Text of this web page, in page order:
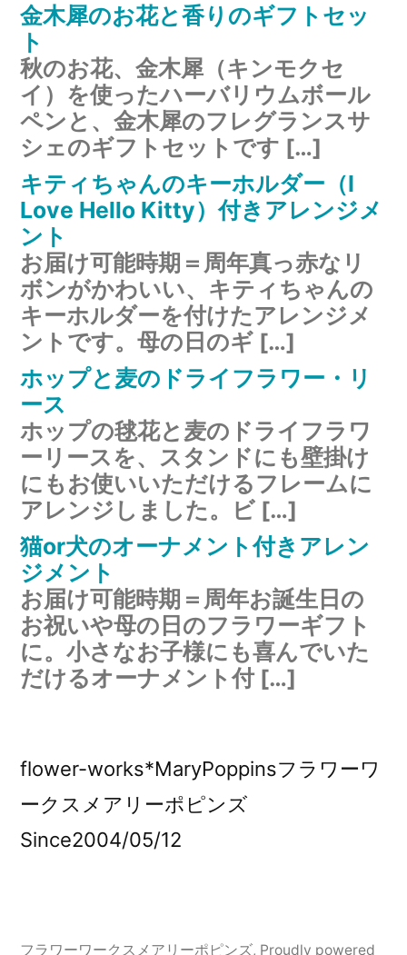
金木犀のお花と香りのギフトセッ
ト
秋のお花、金木犀（キンモクセ
イ）を使ったハーバリウムボール
ペンと、金木犀のフレグランスサ
シェのギフトセットです […]
キティちゃんのキーホルダー（I
Love Hello Kitty）付きアレンジメ
ント
お届け可能時期＝周年真っ赤なリ
ボンがかわいい、キティちゃんの
キーホルダーを付けたアレンジメ
ントです。母の日のギ […]
ホップと麦のドライフラワー・リ
ース
ホップの毬花と麦のドライフラワ
ーリースを、スタンドにも壁掛け
にもお使いいただけるフレームに
アレンジしました。ビ […]
猫or犬のオーナメント付きアレン
ジメント
お届け可能時期＝周年お誕生日の
お祝いや母の日のフラワーギフト
に。小さなお子様にも喜んでいた
だけるオーナメント付 […]
flower-works*MaryPoppinsフラワーワ
ークスメアリーポピンズ
Since2004/05/12
フラワーワークスメアリーポピンズ, Proudly powered